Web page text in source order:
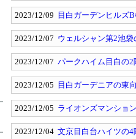
2023/12/09 目白ガーデンヒルズ
2023/12/07 ウェルシャン第2池
2023/12/07 パークハイム目白の
2023/12/05 目白ガーデニアの東
2023/12/05 ライオンズマンショ
2023/12/04 文京目白台ハイツの